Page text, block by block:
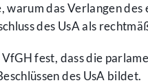
warum das Verlangen
des UsA als
fest, dass die
des UsA bildet.